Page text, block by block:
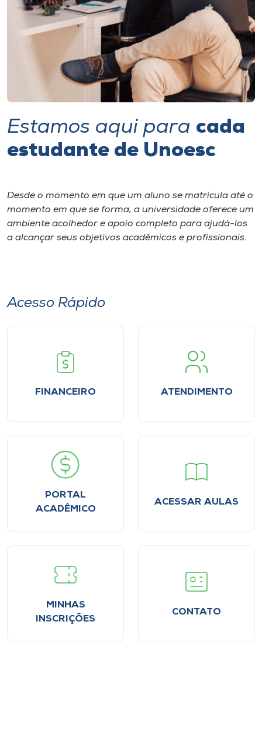
Cultura
Biblioteca
Editora
Museu
Unoesc
Selecione
Estamos aqui para cada
estudante de Unoesc
Desde o momento em que um aluno se matricula até o
momento em que se forma, a universidade oferece um
ambiente acolhedor e apoio completo para ajudá-los
a alcançar seus objetivos acadêmicos e profissionais.
Acesso Rápido
PORTAL
ACADÊMICO
ACESSAR AULAS
FINANCEIRO ATENDIMENTO
MINHAS
INSCRIÇÕES
CONTATO